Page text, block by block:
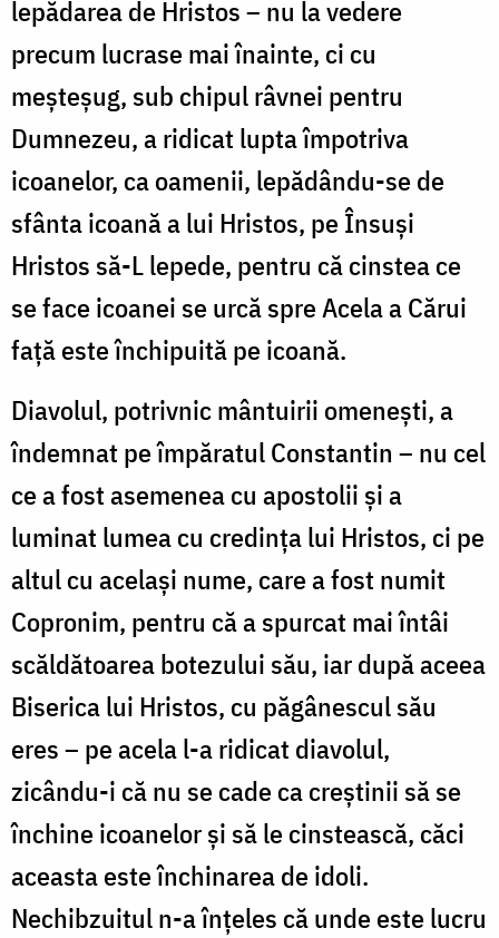
lepădarea de Hristos – nu la vedere
precum lucrase mai înainte, ci cu
meșteșug, sub chipul râvnei pentru
Dumnezeu, a ridicat lupta împotriva
icoanelor, ca oamenii, lepădându-se de
sfânta icoană a lui Hristos, pe Însuși
Hristos să-L lepede, pentru că cinstea ce
se face icoanei se urcă spre Acela a Cărui
față este închipuită pe icoană.
Diavolul, potrivnic mântuirii omenești, a
îndemnat pe împăratul Constantin – nu cel
ce a fost asemenea cu apostolii și a
luminat lumea cu credința lui Hristos, ci pe
altul cu același nume, care a fost numit
Copronim, pentru că a spurcat mai întâi
scăldătoarea botezului său, iar după aceea
Biserica lui Hristos, cu păgânescul său
eres– pe acela l-a ridicat diavolul,
zicându-i că nu se cade ca creștinii să se
închine icoanelor și să le cinstească, căci
aceasta este închinarea de idoli.
Nechibzuitul n-a înțeles că unde este lucru